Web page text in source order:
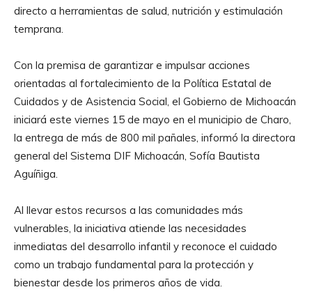
directo a herramientas de salud, nutrición y estimulación
temprana.
Con la premisa de garantizar e impulsar acciones
orientadas al fortalecimiento de la Política Estatal de
Cuidados y de Asistencia Social, el Gobierno de Michoacán
iniciará este viernes 15 de mayo en el municipio de Charo,
la entrega de más de 800 mil pañales, informó la directora
general del Sistema DIF Michoacán, Sofía Bautista
Aguíñiga.
Al llevar estos recursos a las comunidades más
vulnerables, la iniciativa atiende las necesidades
inmediatas del desarrollo infantil y reconoce el cuidado
como un trabajo fundamental para la protección y
bienestar desde los primeros años de vida.